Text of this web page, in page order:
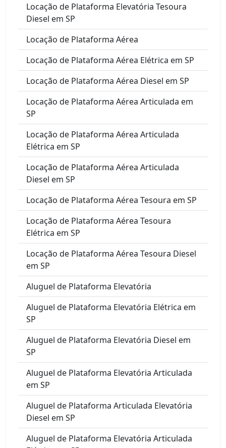
Locação de Plataforma Elevatória Tesoura
Diesel em SP
Locação de Plataforma Aérea
Locação de Plataforma Aérea Elétrica em SP
Locação de Plataforma Aérea Diesel em SP
Locação de Plataforma Aérea Articulada em
SP
Locação de Plataforma Aérea Articulada
Elétrica em SP
Locação de Plataforma Aérea Articulada
Diesel em SP
Locação de Plataforma Aérea Tesoura em SP
Locação de Plataforma Aérea Tesoura
Elétrica em SP
Locação de Plataforma Aérea Tesoura Diesel
em SP
Aluguel de Plataforma Elevatória
Aluguel de Plataforma Elevatória Elétrica em
SP
Aluguel de Plataforma Elevatória Diesel em
SP
Aluguel de Plataforma Elevatória Articulada
em SP
Aluguel de Plataforma Articulada Elevatória
Diesel em SP
Aluguel de Plataforma Elevatória Articulada